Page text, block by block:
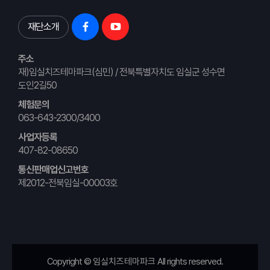
재단소개
주소
재)임실치즈테마파크(심민) / 전북특별자치도 임실군 성수면
도인2길50
체험문의
063-643-2300/3400
사업자등록
407-82-08650
통신판매업신고번호
제2012-전북임실-00003호
Copyright © 임실치즈테마파크 All rights reserved.